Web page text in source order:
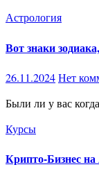
Астрология
Вот знаки
26.11.2024Нет
Были ли у вас
Курсы
Крипто-Бизнес на